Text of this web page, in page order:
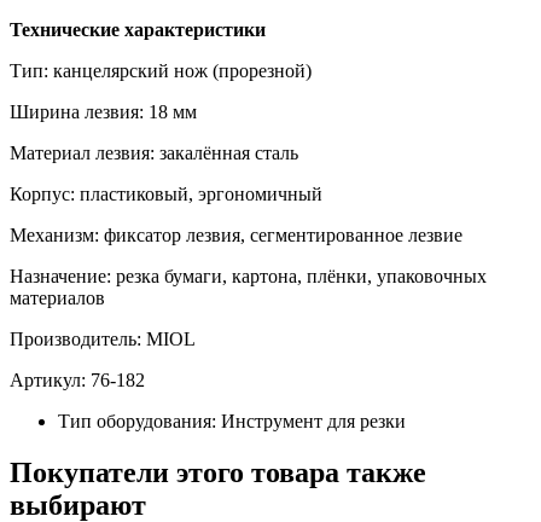
Технические характеристики
Тип: канцелярский нож (прорезной)
Ширина лезвия: 18 мм
Материал лезвия: закалённая сталь
Корпус: пластиковый, эргономичный
Механизм: фиксатор лезвия, сегментированное лезвие
Назначение: резка бумаги, картона, плёнки, упаковочных
материалов
Производитель: MIOL
Артикул: 76‑182
Тип оборудования: Инструмент для резки
Покупатели этого товара также
выбирают